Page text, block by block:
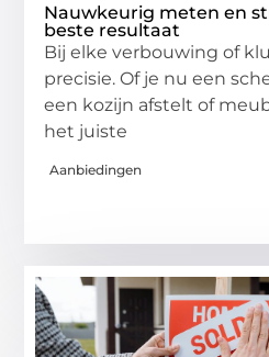
Nauwkeurig meten en
beste resultaat
Bij elke verbouwing of
precisie. Of je nu een
een kozijn afstelt of
het juiste
Aanbiedingen